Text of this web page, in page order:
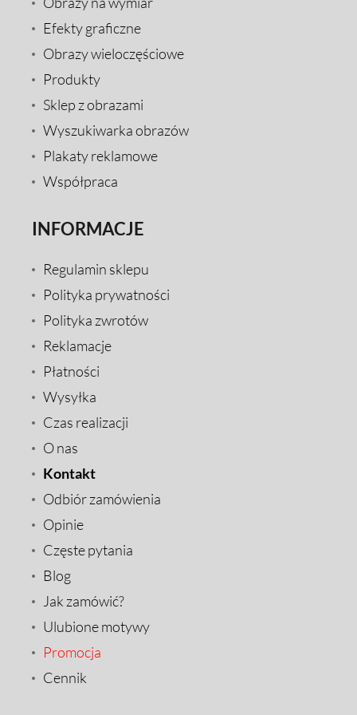
Efekty graficzne
Obrazy wieloczęściowe
Produkty
Sklep z obrazami
Wyszukiwarka obrazów
Plakaty reklamowe
Współpraca
INFORMACJE
Regulamin sklepu
Polityka prywatności
Polityka zwrotów
Reklamacje
Płatności
Wysyłka
Czas realizacji
O nas
Kontakt
Odbiór zamówienia
Opinie
Częste pytania
Blog
Jak zamówić?
Ulubione motywy
Promocja
Cennik